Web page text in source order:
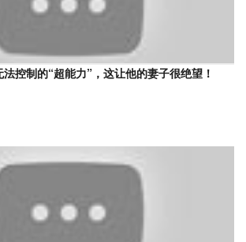
法控制的“超能力”，这让他的妻子很绝望！